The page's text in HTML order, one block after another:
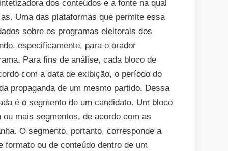
dos conteúdos e a fonte na qual
Uma das plataformas que permite essa
sobre os programas eleitorais dos
especificamente, para o orador
Para fins de análise, cada bloco de
com a data de exibição, o período do
propaganda de um mesmo partido. Dessa
é o segmento de um candidato. Um bloco
mais segmentos, de acordo com as
O segmento, portanto, corresponde a
formato ou de conteúdo dentro de um